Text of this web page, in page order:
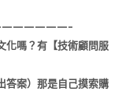
化嗎？有【技術顧問服
答案）那是自己摸索購